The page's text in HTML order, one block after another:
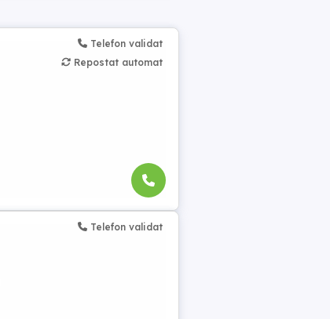
Telefon validat
Repostat automat
Telefon validat